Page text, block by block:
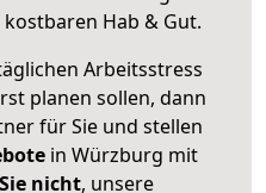
Hab & Gut.
Arbeitsstress
planen sollen, dann
für Sie und stellen
in Würzburg mit
nicht, unsere